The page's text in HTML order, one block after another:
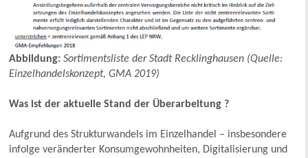
Abbildung:Sortimentsliste der Stadt Recklinghausen (Quelle:
Einzelhandelskonzept, GMA 2019)
Was ist der aktuelle Stand der Überarbeitung ?
Aufgrund des Strukturwandels im Einzelhandel – insbesondere
infolge veränderter Konsumgewohnheiten, Digitalisierung und